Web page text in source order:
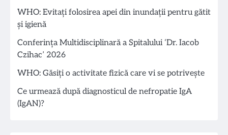
WHO: Evitați folosirea apei din inundații pentru gătit
și igienă
Conferința Multidisciplinară a Spitalului ‘Dr. Iacob
Czihac’ 2026
WHO: Găsiți o activitate fizică care vi se potrivește
Ce urmează după diagnosticul de nefropatie IgA
(IgAN)?